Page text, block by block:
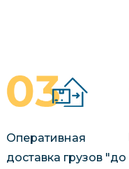
Оперативная
доставка грузов "до